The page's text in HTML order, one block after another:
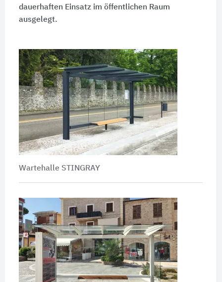
dauerhaften Einsatz im öffentlichen Raum
ausgelegt.
Wartehalle STINGRAY